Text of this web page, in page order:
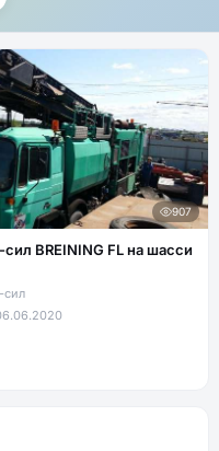
907
BREINING FL на шасси
сил